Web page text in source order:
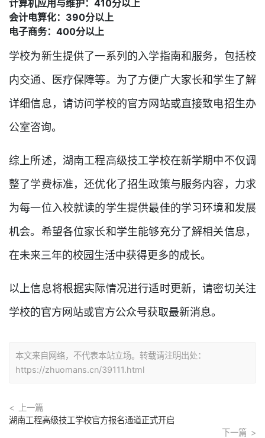
计算机应用与维护：410分以上
会计电算化：390分以上
电子商务：400分以上
学校为新生提供了一系列的入学指南和服务，包括校
内交通、医疗保障等。为了方便广大家长和学生了解
详细信息，请访问学校的官方网站或直接致电招生办
公室咨询。
综上所述，湖南工程高级技工学校在新学期中不仅调
整了学费标准，还优化了招生政策与服务内容，力求
为每一位入校就读的学生提供最佳的学习环境和发展
机会。希望各位家长和学生能够充分了解相关信息，
在未来三年的校园生活中获得更多的成长。
以上信息将根据实际情况进行适时更新，请密切关注
学校的官方网站或官方公众号获取最新消息。
本文来自网络，不代表本站立场。转载请注明出处：
https://zhuomans.cn/39111.html
上一篇
湖南工程高级技工学校官方报名通道正式开启
下一篇